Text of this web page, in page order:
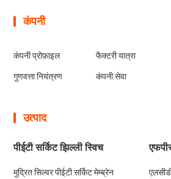
कंपनी
कंपनी प्रोफ़ाइल फैक्टरी यात्रा
गुणवत्ता नियंत्रण कंपनी सेवा
उत्पाद
पीईटी सर्किट झिल्ली स्विच
मुद्रित सिल्वर पीईटी सर्किट मेम्ब्रेन